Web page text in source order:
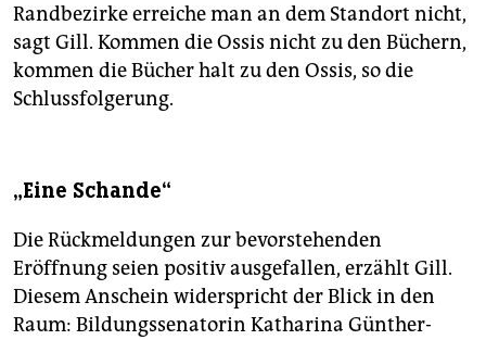
Randbezirke erreiche man an dem Standort nicht,
sagt Gill. Kommen die Ossis nicht zu den Büchern,
kommen die Bücher halt zu den Ossis, so die
Schlussfolgerung.
„Eine Schande“
Die Rückmeldungen zur bevorstehenden
Eröffnung seien positiv ausgefallen, erzählt Gill.
Diesem Anschein widerspricht der Blick in den
Raum: Bildungssenatorin Katharina Günther-